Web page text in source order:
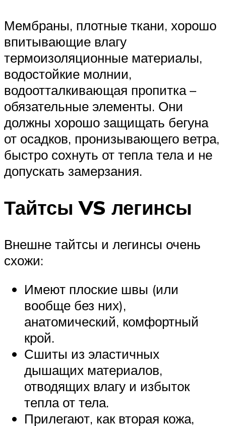
Мембраны, плотные ткани, хорошо
впитывающие влагу
термоизоляционные материалы,
водостойкие молнии,
водоотталкивающая пропитка –
обязательные элементы. Они
должны хорошо защищать бегуна
от осадков, пронизывающего ветра,
быстро сохнуть от тепла тела и не
допускать замерзания.
Тайтсы VS легинсы
Внешне тайтсы и легинсы очень
схожи:
Имеют плоские швы (или
вообще без них),
анатомический, комфортный
крой.
Сшиты из эластичных
дышащих материалов,
отводящих влагу и избыток
тепла от тела.
Прилегают, как вторая кожа,